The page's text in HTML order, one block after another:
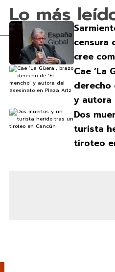
Lo más
censura
cree
los
contra él
Cae ‘La
derecho
y autora
en
Dos
turista
tiroteo